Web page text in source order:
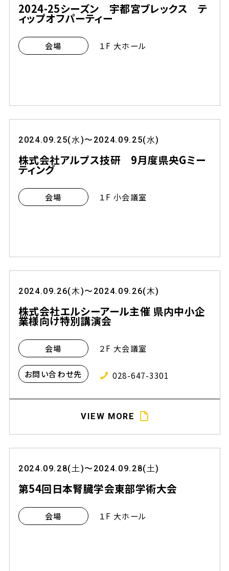
2024-25シーズン 宇都宮ブレックス テ
ィップオフパーティー
会場 １F 大ホール
2024.09.25(水)〜2024.09.25(水)
株式会社アルプス技研 9月度県央Gミー
ティング
会場 １F 小会議室
2024.09.26(木)〜2024.09.26(木)
株式会社エルシーアール主催 県内中小企
業様向け特別講演会
会場 ２F 大会議室
お問い合わせ先 028-647-3301
VIEW MORE
2024.09.28(土)〜2024.09.28(土)
第54回日本腎臓学会東部学術大会
会場 １F 大ホール